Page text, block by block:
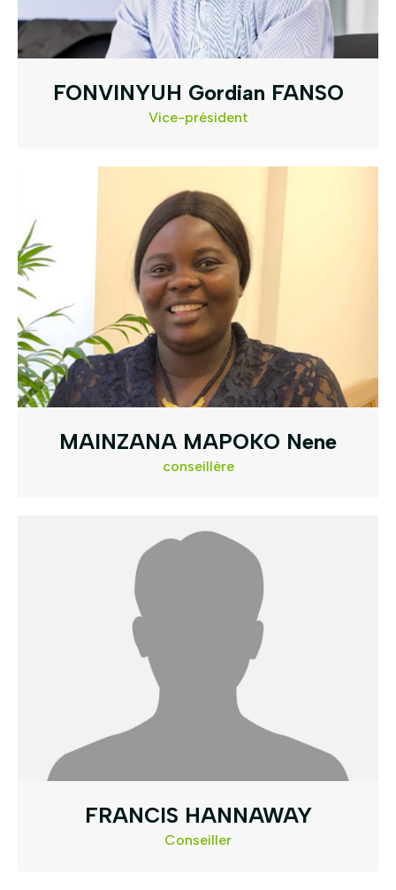
FONVINYUH Gordian FANSO
Vice-président
MAINZANA MAPOKO Nene
conseillère
FRANCIS HANNAWAY
Conseiller